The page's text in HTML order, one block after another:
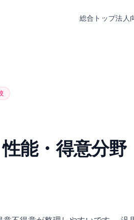
総合トップ法人
能・得意分野